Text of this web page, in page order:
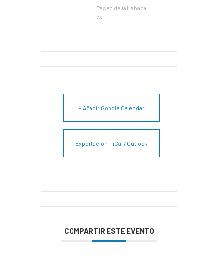
Paseo de la Habana,
73
+ Añadir Google Calendar
Exportación + iCal / Outlook
COMPARTIR ESTE EVENTO